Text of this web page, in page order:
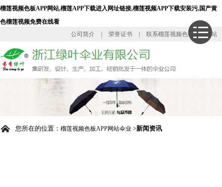
榴莲视频色板APP网站,榴莲APP下载进入网址链接,榴莲视频APP下载安装污,国产黄
色榴莲视频免费在线看
公司简介
荣誉证书 联系榴莲视频色板APP网站
您所在的位置： 榴莲视频色板APP网站伞业 >新闻资讯